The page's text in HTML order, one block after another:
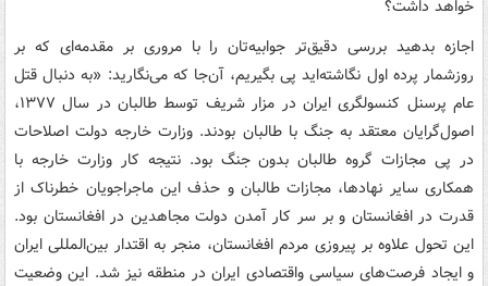
خواهد داشت؟
اجازه بدهید بررسی دقیق‌تر جوابیه‌تان را با مروری بر مقدمه‌ای که بر
روزشمار پرده اول نگاشته‌اید پی بگیریم، آن‌جا که می‌نگارید: «به دنبال قتل
عام پرسنل کنسولگری ایران در مزار شریف توسط طالبان در سال ۱۳۷۷،
اصول‌گرایان معتقد به جنگ با طالبان بودند. وزارت خارجه دولت اصلاحات
در پی مجازات گروه طالبان بدون جنگ بود. نتیجه کار وزارت خارجه با
همکاری سایر نهادها، مجازات طالبان و حذف این ماجراجویان خطرناک از
قدرت در افغانستان و بر سر کار آمدن دولت مجاهدین در افغانستان بود.
این تحول علاوه بر پیروزی مردم افغانستان، منجر به اقتدار بین‌المللی ایران
و ایجاد فرصت‌های سیاسی واقتصادی ایران در منطقه نیز شد. این وضعیت